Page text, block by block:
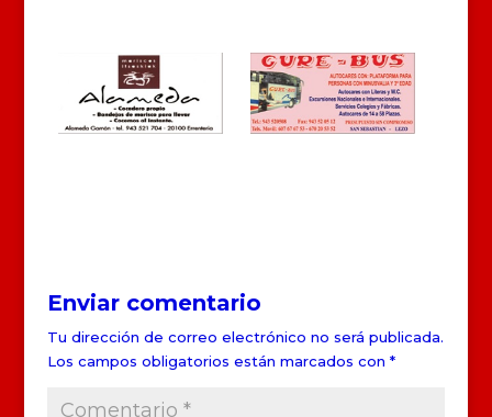
Enviar comentario
Tu dirección de correo electrónico no será publicada.
Los campos obligatorios están marcados con *